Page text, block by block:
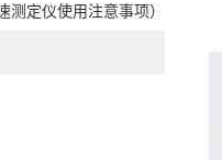
测定仪使用注意事项）